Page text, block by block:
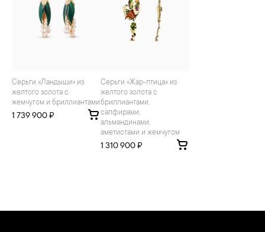
Серьги «Ландыши» из
желтого золота с
жемчугом и бриллиантами
1 739 900 ₽
Серьги «Жар-птица» из
желтого золота с
бриллиантами,
сапфирами,
альмандинами,
аметистами и жемчугом
1 310 900 ₽